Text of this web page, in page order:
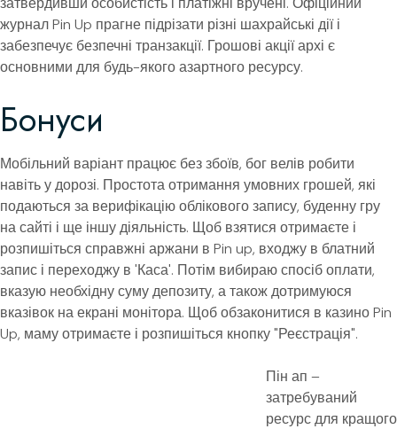
журнал Pin Up прагне підрізати різні шахрайські дії і
забезпечує безпечні транзакції. Грошові акції архі є
основними для будь-якого азартного ресурсу.
Бонуси
Мобільний варіант працює без збоїв, бог велів робити
навіть у дорозі. Простота отримання умовних грошей, які
подаються за верифікацію облікового запису, буденну гру
на сайті і ще іншу діяльність. Щоб взятися отримаєте і
розпишіться справжні аржани в Pin up, входжу в блатний
запис і переходжу в 'Каса'. Потім вибираю спосіб оплати,
вказую необхідну суму депозиту, а також дотримуюся
вказівок на екрані монітора. Щоб обзаконитися в казино Pin
Up, маму отримаєте і розпишіться кнопку "Реєстрація".
Пін ап –
затребуваний
ресурс для кращого